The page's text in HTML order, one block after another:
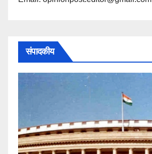
संपादकीय